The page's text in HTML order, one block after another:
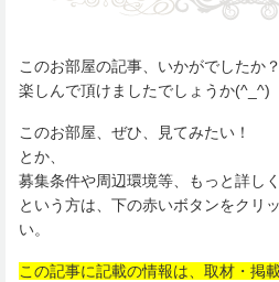
このお部屋の記事、いかがでしたか？
楽しんで頂けましたでしょうか(^_^)
このお部屋、ぜひ、見てみたい！
とか、
募集条件や周辺環境等、もっと詳し
という方は、下の赤いボタンをクリ
い。
この記事に記載の情報は、取材・掲